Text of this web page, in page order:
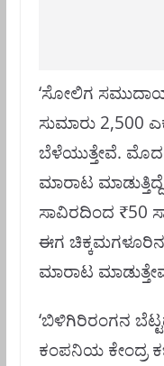
‘ಸೋಲಿಗ
ಸುಮಾರು 2,500
ಬೆಳೆಯುತ್ತೇವೆ.
ಮಾರಾಟ
ಸಾವಿರದಿಂದ ₹50
ಈಗ
ಮಾರಾಟ
‘ಬಿಳಿಗಿರಿರಂಗನ
ಕಂಪನಿಯ ಕೇಂದ್ರ